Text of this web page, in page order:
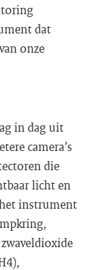
dat
onze
in dag uit
camera’s
die
licht en
instrument